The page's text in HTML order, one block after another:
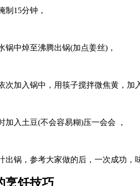
制15分钟，
锅中焯至沸腾出锅(加点姜丝)，
次加入锅中，用筷子搅拌微焦黄，加
加入土豆(不会容易糊)压一会会 ，
出锅，参考大家做的后，一次成功，
烹饪技巧